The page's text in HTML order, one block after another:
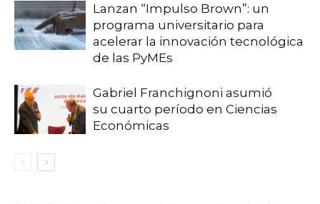
Lanzan “Impulso Brown”: un
programa universitario para
acelerar la innovación tecnológica
de las PyMEs
Gabriel Franchignoni asumió
su cuarto período en Ciencias
Económicas